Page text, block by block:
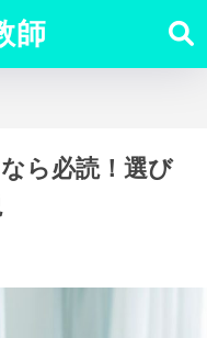
師
ら必読！選び